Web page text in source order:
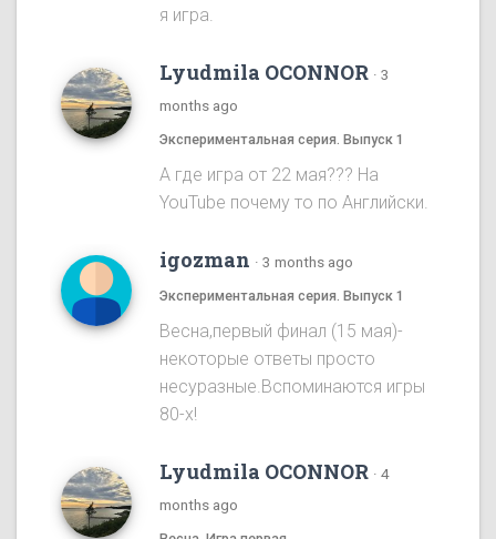
я игра.
Lyudmila OCONNOR · 3
months ago
Экспериментальная серия. Выпуск 1
А где игра от 22 мая??? На
YouTube почему то по Английски.
igozman · 3 months ago
Экспериментальная серия. Выпуск 1
Весна,первый финал (15 мая)-
некоторые ответы просто
несуразные.Вспоминаются игры
80-х!
Lyudmila OCONNOR · 4
months ago